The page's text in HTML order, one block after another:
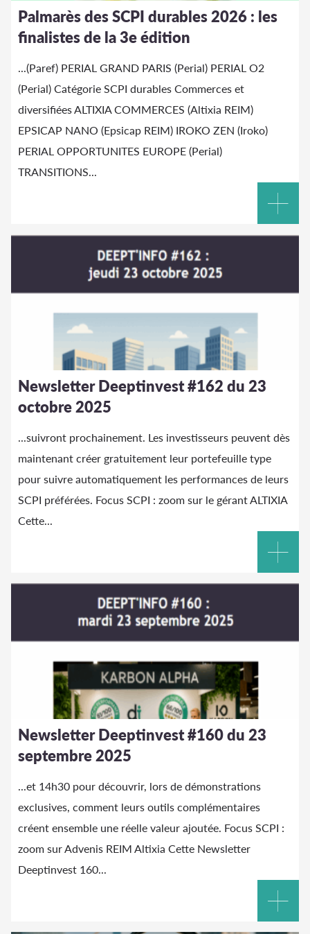
Palmarès des SCPI durables 2026 : les
finalistes de la 3e édition
...(Paref) PERIAL GRAND PARIS (Perial) PERIAL O2
(Perial) Catégorie SCPI durables Commerces et
diversifiéesALTIXIACOMMERCES (Altixia REIM)
EPSICAP NANO (Epsicap REIM) IROKO ZEN (Iroko)
PERIAL OPPORTUNITES EUROPE (Perial)
TRANSITIONS...
Newsletter Deeptinvest #162 du 23
octobre 2025
...suivront prochainement. Les investisseurs peuvent dès
maintenant créer gratuitement leur portefeuille type
pour suivre automatiquement les performances de leurs
SCPI préférées. Focus SCPI : zoom sur le gérantALTIXIA
Cette...
Newsletter Deeptinvest #160 du 23
septembre 2025
...et 14h30 pour découvrir, lors de démonstrations
exclusives, comment leurs outils complémentaires
créent ensemble une réelle valeur ajoutée. Focus SCPI :
zoom sur Advenis REIM Altixia Cette Newsletter
Deeptinvest 160...